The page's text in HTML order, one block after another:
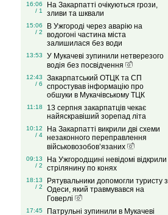
16:06
/ 1
На Закарпатті очікуються грози,
зливи та шквали
15:06
/ 2
В Ужгороді через аварію на
водогоні частина міста
залишилася без води
13:53
У Мукачеві зупинили нетверезого
водія без посвідчення
12:43
/ 6
Закарпатський ОТЦК та СП
спростував інформацію про
обшуки в Мукачівському ТЦК
11:18
13 серпня закарпатців чекає
найяскравіший зорепад літа
10:12
/ 4
На Закарпатті викрили дві схеми
незаконного переправлення
військовозобов’язаних
09:13
/ 2
На Ужгородщині невідомі відкрили
стрілянину по конях
18:13
/ 2
Рятувальники допомогли туристу з
Одеси, який травмувався на
Говерлі
17:45
Патрульні зупинили в Мукачеві